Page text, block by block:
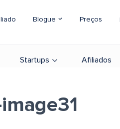
Blogue Preços
Startups Afiliados